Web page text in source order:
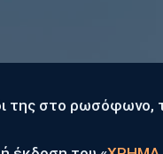
της στο ρωσόφωνο,